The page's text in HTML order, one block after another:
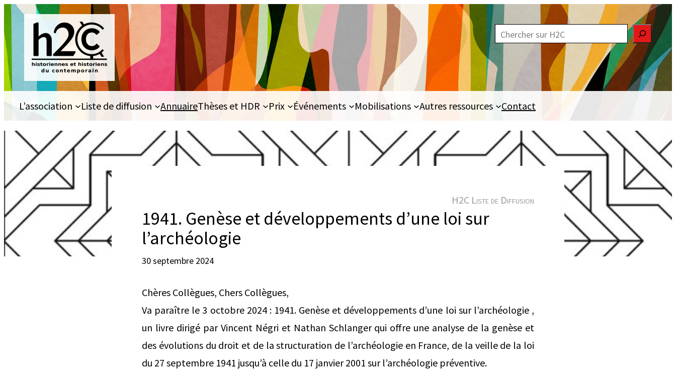
Aller
au
contenu
c
h
e
c
L’association Liste de diffusion AnnuaireThèses et HDR Prix Événements Mobilisations Autres ressources Contact
H2C Liste de Diffusion
1941. Genèse et développements d’une loi sur
l’archéologie
30 septembre 2024
Chères Collègues, Chers Collègues,
Va paraître le 3 octobre 2024 : 1941. Genèse et développements d’une loi sur l’archéologie ,
un livre dirigé par Vincent Négri et Nathan Schlanger qui offre une analyse de la genèse et
des évolutions du droit et de la structuration de l’archéologie en France, de la veille de la loi
du 27 septembre 1941 jusqu’à celle du 17 janvier 2001 sur l’archéologie préventive.